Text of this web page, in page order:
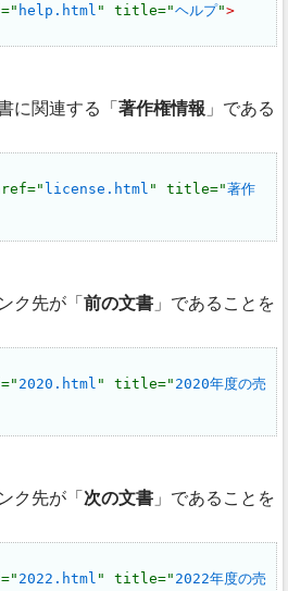
help.html " title="ヘルプ">
に関連する 著作権情報
である
license.html " title="著作
ク先が 前の文書
であることを
2020.html " title=" 2020年度の売
ク先が 次の文書
であることを
2022.html " title=" 2022年度の売